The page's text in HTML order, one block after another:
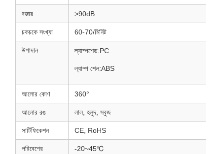
বজার >90dB
চকচকে সংখ্যা 60-70/মিনিট
উপাদান ল্যাম্পশেড:PC
ল্যাম্প শেল:ABS
আলোর কোণ 360°
আলোর রঙ লাল, হলুদ, সবুজ
সার্টিফিকেশন CE, RoHS
পরিবেশের
-20~45℃